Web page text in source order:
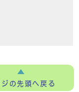
ジの先頭へ戻る